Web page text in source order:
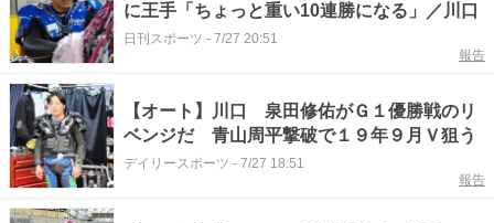
に王手「ちょっと重い10連勝になる」／川口
日刊スポーツ - 7/27 20:51
報告
【オート】川口 泉田修佑がＧ１優勝戦のリ
ベンジだ 青山周平撃破で１９年９月Ｖ狙う
デイリースポーツ - 7/27 18:51
報告